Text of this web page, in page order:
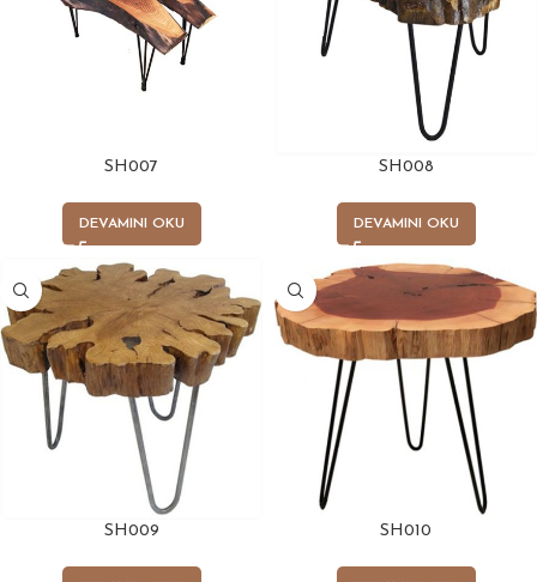
SH007
DEVAMINI OKU
SH008
DEVAMINI OKU
SH009 SH010